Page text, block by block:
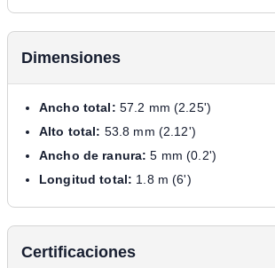
Dimensiones
Ancho total: 57.2 mm (2.25')
Alto total: 53.8 mm (2.12')
Ancho de ranura: 5 mm (0.2')
Longitud total: 1.8 m (6')
Certificaciones